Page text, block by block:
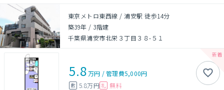
東京メトロ東西線 / 浦安駅 徒歩14分
築39年 / 3階建
千葉県浦安市北栄３丁目３８-５１
5.8万円 /管理費5,000円
敷 5.8万円 礼 無料